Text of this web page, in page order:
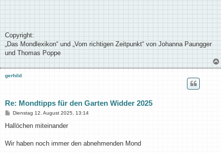
Copyright:
„Das Mondlexikon“ und „Vom richtigen Zeitpunkt“ von Johanna Paungger
und Thomas Poppe
gerhild
Re: Mondtipps für den Garten Widder 2025
B
i
a
Dienstag 12. August 2025, 13:14
Hallöchen miteinander
Wir haben noch immer den abnehmenden Mond